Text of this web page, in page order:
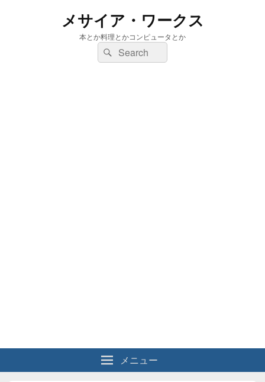
メサイア・ワークス
本とか料理とかコンピュータとか
検
索:
検
索
メニュー